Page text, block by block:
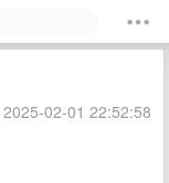
02-01 22:52:58